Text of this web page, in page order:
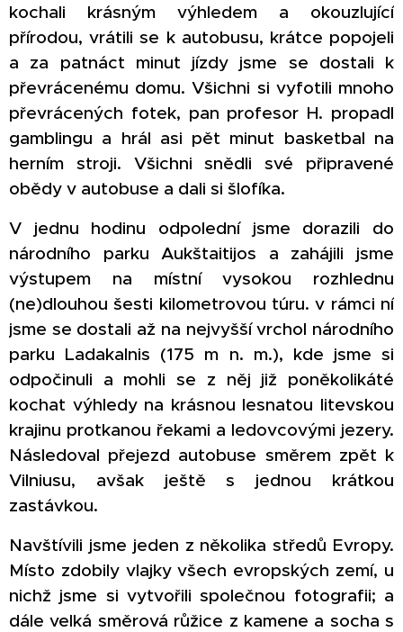
kochali krásným výhledem a okouzlující
přírodou, vrátili se k autobusu, krátce popojeli
a za patnáct minut jízdy jsme se dostali k
převrácenému domu. Všichni si vyfotili mnoho
převrácených fotek, pan profesor H. propadl
gamblingu a hrál asi pět minut basketbal na
herním stroji. Všichni snědli své připravené
obědy v autobuse a dali si šlofíka.
V jednu hodinu odpolední jsme dorazili do
národního parku Aukštaitijos a zahájili jsme
výstupem na místní vysokou rozhlednu
(ne)dlouhou šesti kilometrovou túru. v rámci ní
jsme se dostali až na nejvyšší vrchol národního
parku Ladakalnis (175 m n. m.), kde jsme si
odpočinuli a mohli se z něj již poněkolikáté
kochat výhledy na krásnou lesnatou litevskou
krajinu protkanou řekami a ledovcovými jezery.
Následoval přejezd autobuse směrem zpět k
Vilniusu, avšak ještě s jednou krátkou
zastávkou.
Navštívili jsme jeden z několika středů Evropy.
Místo zdobily vlajky všech evropských zemí, u
nichž jsme si vytvořili společnou fotografii; a
dále velká směrová růžice z kamene a socha s